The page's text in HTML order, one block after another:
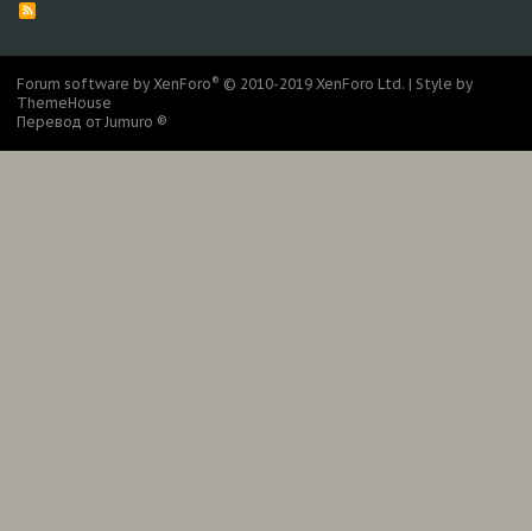
R
Forum software by XenForo® © 2010-2019 XenForo Ltd. | Style by
ThemeHouse
Перевод от Jumuro ®